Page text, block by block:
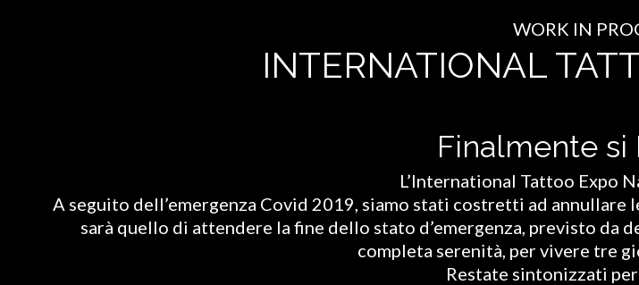
WORK IN
INTERNATIONAL
Finalmente si
L’International Tattoo Expo
A seguito dell’emergenza Covid 2019, siamo stati costretti ad
sarà quello di attendere la fine dello stato d’emergenza, previsto da
completa serenità, per vivere tre
Restate sintonizzati